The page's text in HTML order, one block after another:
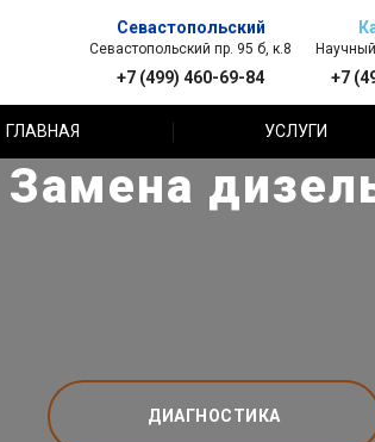
Севастопольский
Севастопольский пр. 95 б, к.8
+7 (499) 460-69-84 +7
ГЛАВНАЯ УСЛУГИ
Замена
ДИАГНОСТИКА